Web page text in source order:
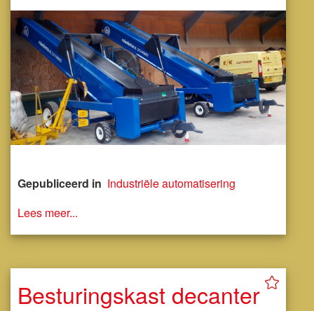
Gepubliceerd in Industriële automatisering
Lees meer...
Besturingskast decanter